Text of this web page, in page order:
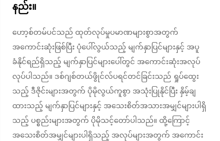
နည်း။
ဟော့စ်တမ်ပင်သည် ထုတ်လုပ်မှုပမာဏများစွာအတွက်
အကောင်းဆုံးဖြစ်ပြီး ပုံပေါ်လွယ်သည့် မျက်နှာပြင်များနှင့် အပူ
ခံနိုင်ရည်ရှိသည့် မျက်နှာပြင်များပေါ်တွင် အကောင်းဆုံးအလုပ်
လုပ်ပါသည်။ ဒစ်ဂျစ်တယ်ဖွိုင်လ်ပရင်တင်ခြင်းသည် ရှုပ်ထွေး
သည့် ဒီဇိုင်းများအတွက် ပိုမိုလွယ်ကူစွာ အသုံးပြုနိုင်ပြီး နှိမ့်ချ
ထားသည့် မျက်နှာပြင်များနှင့် အသေးစိတ်အသားအမျှင်များပါရှိ
သည့် ပစ္စည်းများအတွက် ပိုမိုသင့်တော်ပါသည်။ ထို့ကြောင့်
အသေးစိတ်အမျှင်များပါရှိသည့် အလုပ်များအတွက် အကောင်း